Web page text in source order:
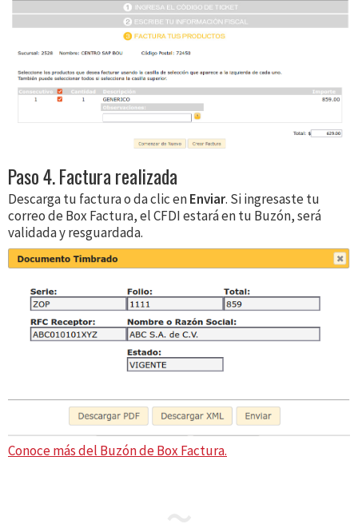
Paso 4. Factura realizada
Descarga tu factura o da clic enEnviar. Si ingresaste tu
correo de Box Factura, el CFDI estará en tu Buzón, será
validada y resguardada.
Conoce más del Buzón de Box Factura.